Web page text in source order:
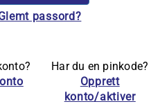
passord?
Har du en pinkode?
Opprett
konto/aktiver